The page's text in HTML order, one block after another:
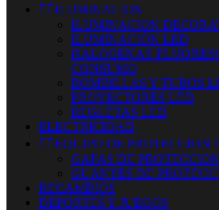
 ILUMINACION
ILUMINACION
ILUMINACIÓN LED
HALOGENAS-
CONSUMO
BOMBILLAS Y TUBOS
PROYECTORES LED
REGLETAS LED
ELECTRICIDAD
 EQUIPO DE PROTECCION
GAFAS DE PROTECCION
GUANTES DE
RECAMBIOS
DEPORTES Y JUEGOS